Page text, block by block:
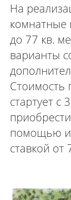
На
до 77 кв.
варианты
Стоимость
стартует с
помощью
ставкой от